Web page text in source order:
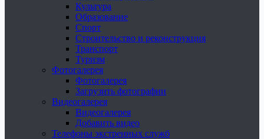
Культура
Образование
Спорт
Строительство и реконструкция
Транспорт
Туризм
Фотогалерея
Фотогалерея
Загрузить фотографии
Видеогалерея
Видеогалерея
Добавить видео
Телефоны экстренных служб